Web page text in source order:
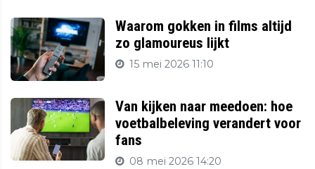
Waarom gokken in films altijd
zo glamoureus lijkt
15 mei 2026 11:10
Van kijken naar meedoen: hoe
voetbalbeleving verandert voor
fans
08 mei 2026 14:20